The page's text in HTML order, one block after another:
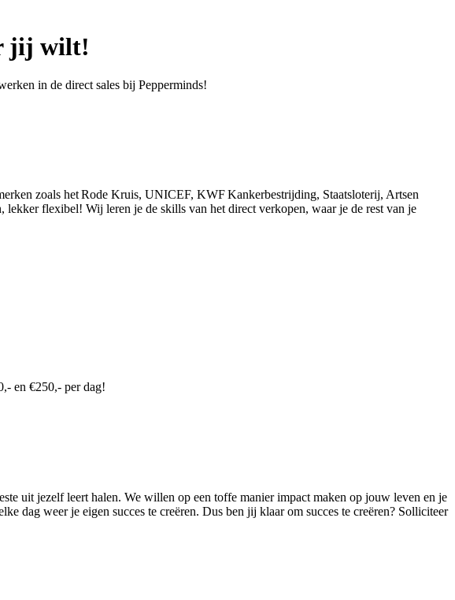
jij wilt!
in de direct sales bij Pepperminds!
zoals het Rode Kruis, UNICEF, KWF Kankerbestrijding, Staatsloterij, Artsen
flexibel! Wij leren je de skills van het direct verkopen, waar je de rest van je
en €250,- per dag!
uit jezelf leert halen. We willen op een toffe manier impact maken op jouw leven en je
dag weer je eigen succes te creëren. Dus ben jij klaar om succes te creëren? Solliciteer